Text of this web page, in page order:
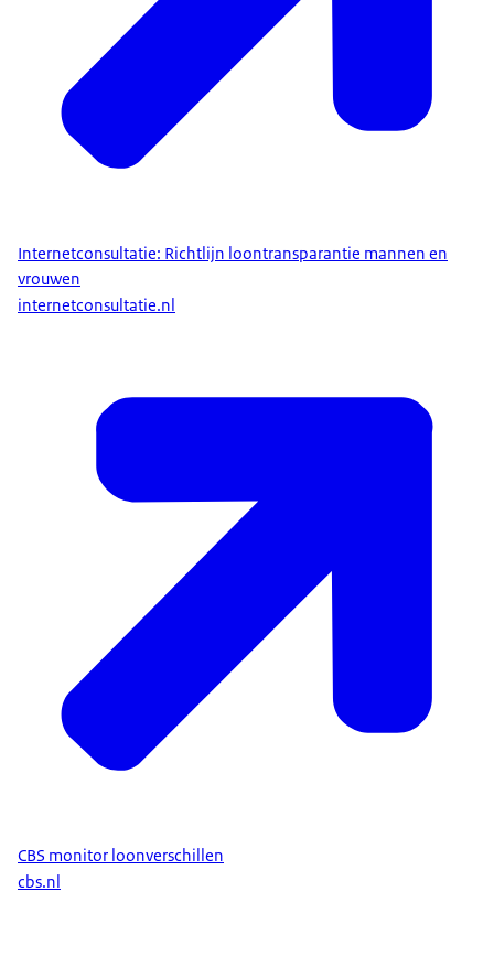
Internetconsultatie: Richtlijn loontransparantie mannen en
vrouwen
internetconsultatie.nl
CBS monitor loonverschillen
cbs.nl